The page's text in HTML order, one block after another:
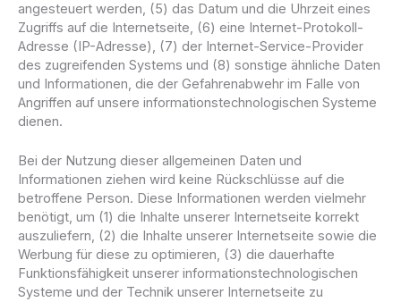
angesteuert werden, (5) das Datum und die Uhrzeit eines
Zugriffs auf die Internetseite, (6) eine Internet-Protokoll-
Adresse (IP-Adresse), (7) der Internet-Service-Provider
des zugreifenden Systems und (8) sonstige ähnliche Daten
und Informationen, die der Gefahrenabwehr im Falle von
Angriffen auf unsere informationstechnologischen Systeme
dienen.
Bei der Nutzung dieser allgemeinen Daten und
Informationen ziehen wird keine Rückschlüsse auf die
betroffene Person. Diese Informationen werden vielmehr
benötigt, um (1) die Inhalte unserer Internetseite korrekt
auszuliefern, (2) die Inhalte unserer Internetseite sowie die
Werbung für diese zu optimieren, (3) die dauerhafte
Funktionsfähigkeit unserer informationstechnologischen
Systeme und der Technik unserer Internetseite zu